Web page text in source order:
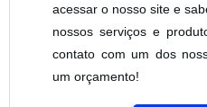
acessar o nosso site e
nossos serviços e
contato com um dos
um orçamento!